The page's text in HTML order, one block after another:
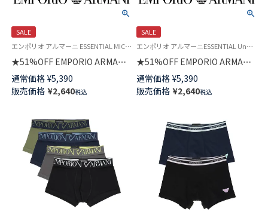
SALE
エンポリオ アルマーニ ESSENTIAL MICROFIBER Underwear 公式オンラインショップ 紳士 下着
★51%OFF EMPORIO ARMANI
エッセンシャル マイクロファイ
バー ブリーフ 前閉じ EUサイズ
メンズ 54097196
通常価格 ¥5,390
販売価格 ¥2,640税込
SALE
エンポリオ アルマーニESSENTIAL Underwear 公式オンラインショップ 紳士 下着 ブランド アンダーウェア
★51%OFF EMPORIO ARMANI
エッセンシャル マイクロファイ
バー ボクサーパンツ 前閉じ EU
サイズ メンズ 54097197
通常価格 ¥5,390
販売価格 ¥2,640税込